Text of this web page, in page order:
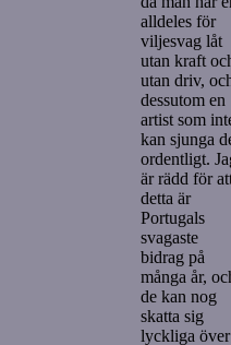
alldeles för
viljesvag låt
utan kraft
utan driv,
dessutom en
artist som
kan sjunga
ordentligt.
är rädd för
detta är
Portugals
svagaste
bidrag på
många år,
de kan nog
skatta sig
lyckliga över